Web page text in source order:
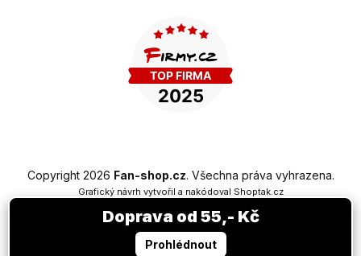
Vytvořil Shoptet Premium
Copyright 2026 Fan-shop.cz. Všechna práva vyhrazena.
Grafický návrh vytvořil a nakódoval Shoptak.cz
Doprava od 55,- Kč
Prohlédnout